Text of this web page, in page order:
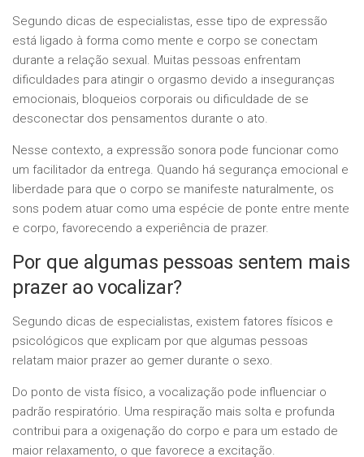
Segundo dicas de especialistas, esse tipo de expressão
está ligado à forma como mente e corpo se conectam
durante a relação sexual. Muitas pessoas enfrentam
dificuldades para atingir o orgasmo devido a inseguranças
emocionais, bloqueios corporais ou dificuldade de se
desconectar dos pensamentos durante o ato.
Nesse contexto, a expressão sonora pode funcionar como
um facilitador da entrega. Quando há segurança emocional e
liberdade para que o corpo se manifeste naturalmente, os
sons podem atuar como uma espécie de ponte entre mente
e corpo, favorecendo a experiência de prazer.
Por que algumas pessoas sentem mais
prazer ao vocalizar?
Segundo dicas de especialistas, existem fatores físicos e
psicológicos que explicam por que algumas pessoas
relatam maior prazer ao gemer durante o sexo.
Do ponto de vista físico, a vocalização pode influenciar o
padrão respiratório. Uma respiração mais solta e profunda
contribui para a oxigenação do corpo e para um estado de
maior relaxamento, o que favorece a excitação.